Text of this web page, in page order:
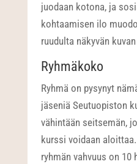
juodaan kotona, ja
kohtaamisen ilo
ruudulta näkyvän
Ryhmäkoko
Ryhmä on pysynyt
jäseniä Seutuopiston
vähintään seitsemän,
kurssi voidaan
ryhmän vahvuus on 10